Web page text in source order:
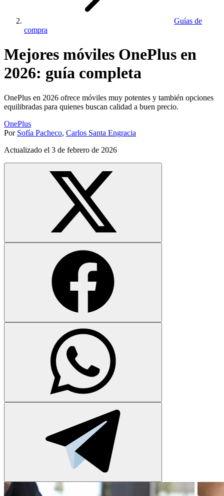
Guías de
compra
Mejores móviles OnePlus en
2026: guía completa
OnePlus en 2026 ofrece móviles muy potentes y también opciones
equilibradas para quienes buscan calidad a buen precio.
OnePlus
Por Sofía Pacheco, Carlos Santa Engracia
Actualizado el 3 de febrero de 2026